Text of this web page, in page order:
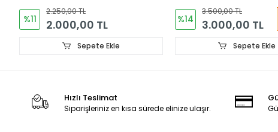
%11
2.250,00 TL
2.000,00 TL
Sepete Ekle
%14
3.500,00 TL
3.000,00 TL
Sepete Ekle
Hızlı Teslimat
Siparişleriniz en kısa sürede elinize ulaşır.